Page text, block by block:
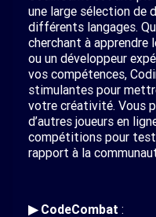
une large sélection de
différents langages.
cherchant à apprendre
ou un développeur
vos compétences,
stimulantes pour
votre créativité. Vous
d’autres joueurs en
compétitions pour
rapport à la
▶ CodeCombat :